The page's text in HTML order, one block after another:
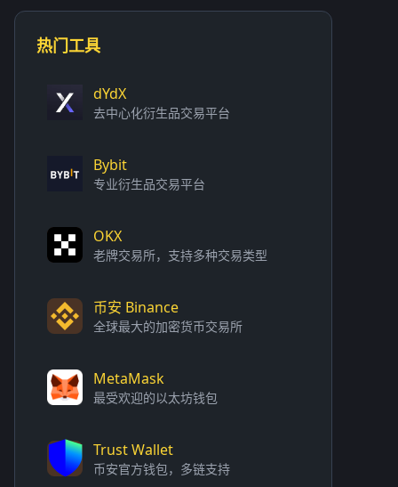
热门工具
dYdX
去中心化衍生品交易平台
Bybit
专业衍生品交易平台
OKX
老牌交易所，支持多种交易类型
币安 Binance
全球最大的加密货币交易所
MetaMask
最受欢迎的以太坊钱包
Trust Wallet
币安官方钱包，多链支持